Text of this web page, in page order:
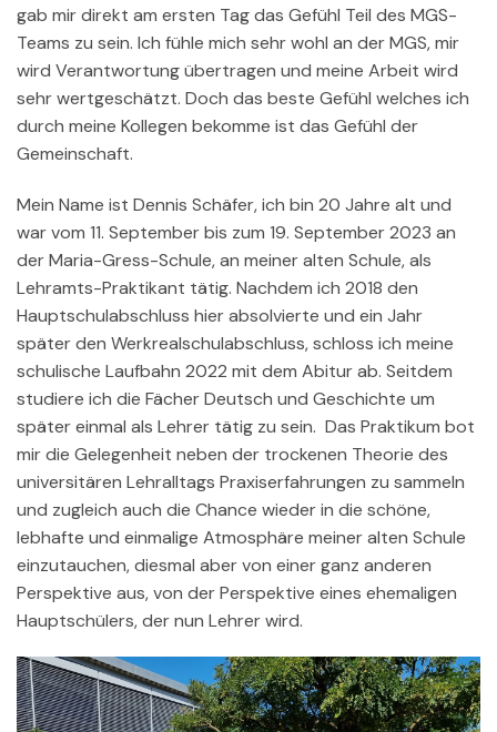
gab mir direkt am ersten Tag das Gefühl Teil des MGS-
Teams zu sein. Ich fühle mich sehr wohl an der MGS, mir
wird Verantwortung übertragen und meine Arbeit wird
sehr wertgeschätzt. Doch das beste Gefühl welches ich
durch meine Kollegen bekomme ist das Gefühl der
Gemeinschaft.
Mein Name ist Dennis Schäfer, ich bin 20 Jahre alt und
war vom 11. September bis zum 19. September 2023 an
der Maria-Gress-Schule, an meiner alten Schule, als
Lehramts-Praktikant tätig. Nachdem ich 2018 den
Hauptschulabschluss hier absolvierte und ein Jahr
später den Werkrealschulabschluss, schloss ich meine
schulische Laufbahn 2022 mit dem Abitur ab. Seitdem
studiere ich die Fächer Deutsch und Geschichte um
später einmal als Lehrer tätig zu sein. Das Praktikum bot
mir die Gelegenheit neben der trockenen Theorie des
universitären Lehralltags Praxiserfahrungen zu sammeln
und zugleich auch die Chance wieder in die schöne,
lebhafte und einmalige Atmosphäre meiner alten Schule
einzutauchen, diesmal aber von einer ganz anderen
Perspektive aus, von der Perspektive eines ehemaligen
Hauptschülers, der nun Lehrer wird.